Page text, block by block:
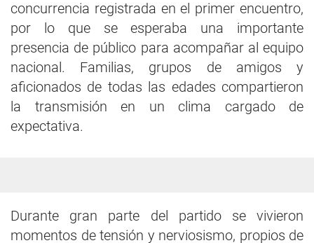
concurrencia registrada en el primer encuentro,
por lo que se esperaba una importante
presencia de público para acompañar al equipo
nacional. Familias, grupos de amigos y
aficionados de todas las edades compartieron
la transmisión en un clima cargado de
expectativa.
Durante gran parte del partido se vivieron
momentos de tensión y nerviosismo, propios de